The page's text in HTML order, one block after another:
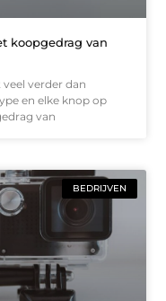
koopgedrag van
verder dan
en elke knop op
van
BEDRIJVEN